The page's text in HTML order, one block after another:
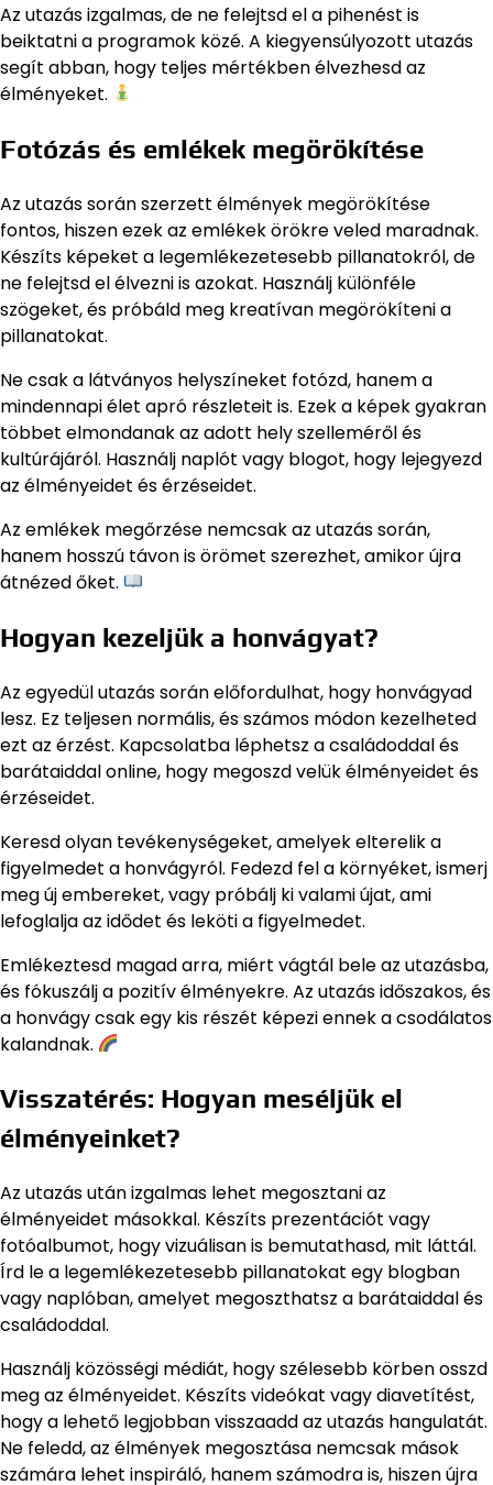
Az utazás izgalmas, de ne felejtsd el a pihenést is
beiktatni a programok közé. A kiegyensúlyozott utazás
segít abban, hogy teljes mértékben élvezhesd az
élményeket.
Fotózás és emlékek megörökítése
Az utazás során szerzett élmények megörökítése
fontos, hiszen ezek az emlékek örökre veled maradnak.
Készíts képeket a legemlékezetesebb pillanatokról, de
ne felejtsd el élvezni is azokat. Használj különféle
szögeket, és próbáld meg kreatívan megörökíteni a
pillanatokat.
Ne csak a látványos helyszíneket fotózd, hanem a
mindennapi élet apró részleteit is. Ezek a képek gyakran
többet elmondanak az adott hely szelleméről és
kultúrájáról. Használj naplót vagy blogot, hogy lejegyezd
az élményeidet és érzéseidet.
Az emlékek megőrzése nemcsak az utazás során,
hanem hosszú távon is örömet szerezhet, amikor újra
átnézed őket.
Hogyan kezeljük a honvágyat?
Az egyedül utazás során előfordulhat, hogy honvágyad
lesz. Ez teljesen normális, és számos módon kezelheted
ezt az érzést. Kapcsolatba léphetsz a családoddal és
barátaiddal online, hogy megoszd velük élményeidet és
érzéseidet.
Keresd olyan tevékenységeket, amelyek elterelik a
figyelmedet a honvágyról. Fedezd fel a környéket, ismerj
meg új embereket, vagy próbálj ki valami újat, ami
lefoglalja az idődet és leköti a figyelmedet.
Emlékeztesd magad arra, miért vágtál bele az utazásba,
és fókuszálj a pozitív élményekre. Az utazás időszakos, és
a honvágy csak egy kis részét képezi ennek a csodálatos
kalandnak.
Visszatérés: Hogyan meséljük el
élményeinket?
Az utazás után izgalmas lehet megosztani az
élményeidet másokkal. Készíts prezentációt vagy
fotóalbumot, hogy vizuálisan is bemutathasd, mit láttál.
Írd le a legemlékezetesebb pillanatokat egy blogban
vagy naplóban, amelyet megoszthatsz a barátaiddal és
családoddal.
Használj közösségi médiát, hogy szélesebb körben osszd
meg az élményeidet. Készíts videókat vagy diavetítést,
hogy a lehető legjobban visszaadd az utazás hangulatát.
Ne feledd, az élmények megosztása nemcsak mások
számára lehet inspiráló, hanem számodra is, hiszen újra